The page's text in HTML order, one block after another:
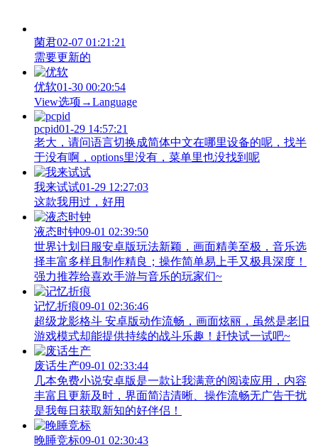
菌君02-07 01:21:21
需要更新的
优软01-30 00:20:54
View‌选项→Language
pcpid01-29 14:57:21
老大，请问语言切换成简体中文在哪里设备的呢，找半
于没有啊，options里没有，菜单里也没找到呢
我来试试01-29 12:27:03
这款我用过，好用
液态时钟09-01 02:39:50
世界计划日服安卓版玩法新颖，画面精美至极，音乐选
择丰富多样且制作精良；操作简单易上手又极具深度！
强力推荐给喜欢手游与音乐的玩家们~
记忆折痕09-01 02:36:46
超级龙影格斗 安卓版动作流畅，画面炫丽，虽然是老旧
游戏模式却能提供持续的战斗乐趣！赶快试一试吧~
废话生产09-01 02:33:44
几本免费小说安卓版是一款让我满意的阅读应用，内容
丰富且更新及时，界面简洁清晰、操作流畅无广告干扰
是我每日获取新知的好伴侣！
晚睡竞标09-01 02:30:43